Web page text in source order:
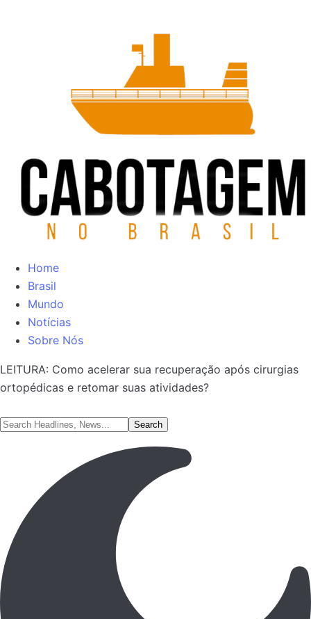
Home
Brasil
Mundo
Notícias
Sobre Nós
LEITURA: Como acelerar sua recuperação após cirurgias
ortopédicas e retomar suas atividades?